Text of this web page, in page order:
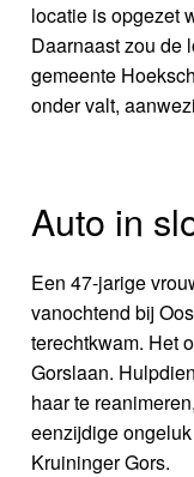
locatie is opgezet
Daarnaast zou de
gemeente
onder valt,
Auto in
Een 47-jarige
vanochtend bij
terechtkwam. Het
Gorslaan.
haar te
eenzijdige
Kruininger Gors.